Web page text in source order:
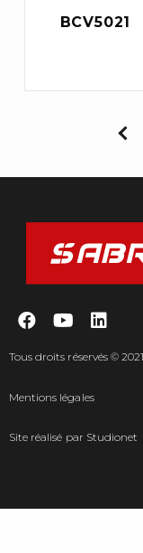
BCV5021
Tous droits réservés ©
Mentions légales
Site réalisé par Studionet